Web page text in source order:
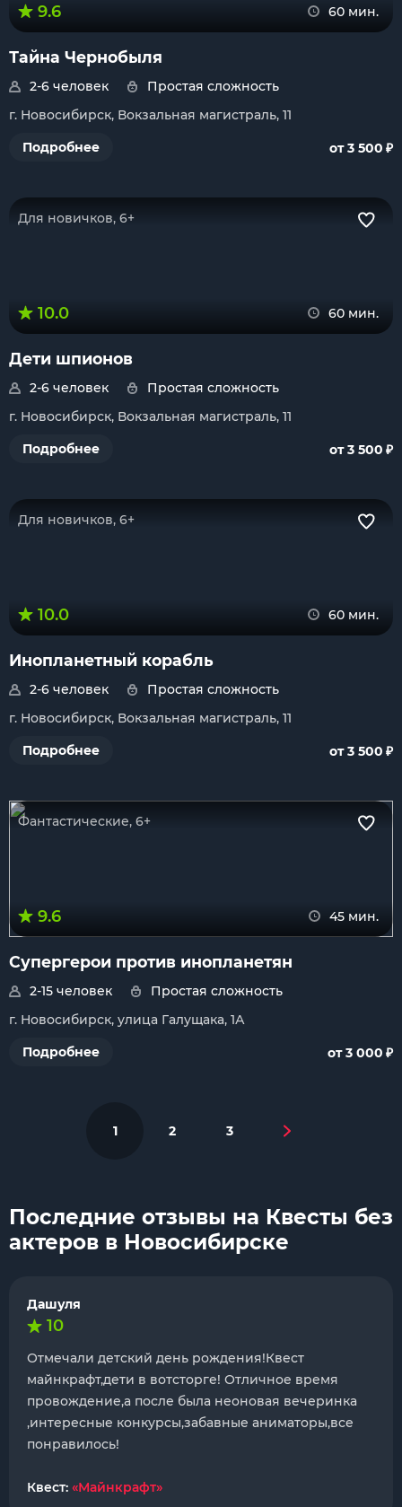
9.6 60 мин.
Тайна Чернобыля
2-6 человек
Простая сложность
г. Новосибирск, Вокзальная магистраль, 11
Подробнее
от 3 500 ₽
Для новичков, 6+
10.0 60 мин.
Дети шпионов
2-6 человек
Простая сложность
г. Новосибирск, Вокзальная магистраль, 11
Подробнее
от 3 500 ₽
Для новичков, 6+
10.0 60 мин.
Инопланетный корабль
2-6 человек
Простая сложность
г. Новосибирск, Вокзальная магистраль, 11
Подробнее
от 3 500 ₽
Фантастические, 6+
9.6 45 мин.
Супергерои против инопланетян
2-15 человек
Простая сложность
г. Новосибирск, улица Галущака, 1А
Подробнее
от 3 000 ₽
1 2 3
Последние отзывы на Квесты без
актеров в Новосибирске
Дашуля
10
Отмечали детский день рождения!Квест
майнкрафт,дети в вотсторге! Отличное время
провождение,а после была неоновая вечеринка
,интересные конкурсы,забавные аниматоры,все
понравилось!
Квест: «Майнкрафт»